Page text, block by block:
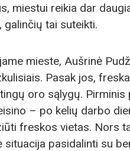
miestui reikia dar
galinčių tai suteikti.
mieste, Aušrinė
Pasak jos,
oro sąlygų. Pirminis
– po kelių darbo
freskos vietas. Nors
situacija pasidalinti su